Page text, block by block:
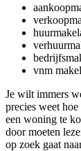
vnm
Je wilt immers
precies weet
een woning te
door moeten
op zoek gaat